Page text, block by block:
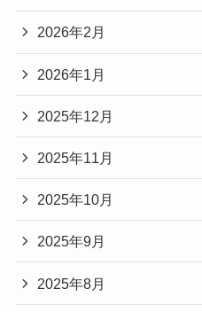
2026年2月
2026年1月
2025年12月
2025年11月
2025年10月
2025年9月
2025年8月